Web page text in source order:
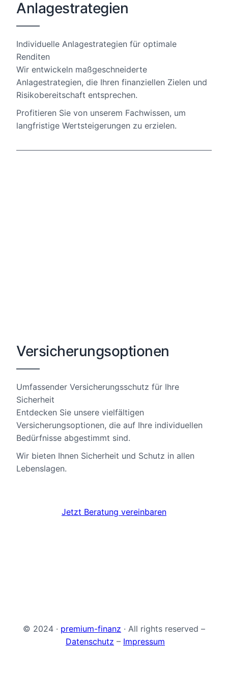
Anlagestrategien
Individuelle Anlagestrategien für optimale
Renditen
Wir entwickeln maßgeschneiderte
Anlagestrategien, die Ihren finanziellen Zielen und
Risikobereitschaft entsprechen.
Profitieren Sie von unserem Fachwissen, um
langfristige Wertsteigerungen zu erzielen.
Versicherungsoptionen
Umfassender Versicherungsschutz für Ihre
Sicherheit
Entdecken Sie unsere vielfältigen
Versicherungsoptionen, die auf Ihre individuellen
Bedürfnisse abgestimmt sind.
Wir bieten Ihnen Sicherheit und Schutz in allen
Lebenslagen.
Jetzt Beratung vereinbaren
© 2024 · premium-finanz · All rights reserved –
Datenschutz – Impressum